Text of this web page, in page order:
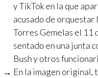
y TikTok en la que
acusado de
Torres Gemelas el 11
sentado en una junta
Bush y otros
En la imagen original,